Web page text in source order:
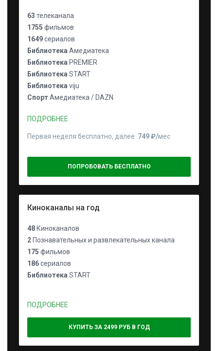
63 телеканала
1755 фильмов
1649сериалов
Библиотека Амедиатека
Библиотека PREMIER
Библиотека START
Библиотека viju
СпортАмедиатека / DAZN
ПОДРОБНЕЕ
Первая неделя бесплатно, далее 749 ₽⁠/⁠мес
ПОПРОБОВАТЬ БЕСПЛАТНО
Киноканалы на год
48 Киноканалов
2 Познавательных и развлекательных канала
175 фильмов
186сериалов
Библиотека START
ПОДРОБНЕЕ
КУПИТЬ ЗА 2499 РУБ В ГОД